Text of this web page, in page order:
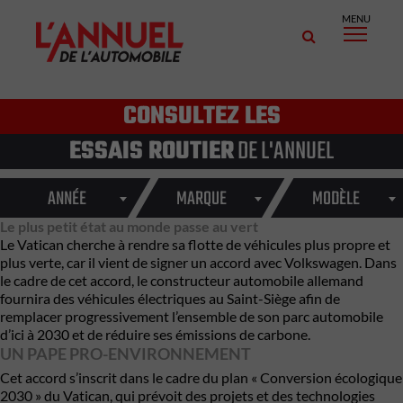
MENU
CONSULTEZ LES
ESSAIS ROUTIERDE L'ANNUEL
ANNÉE MARQUE MODÈLE
Le plus petit état au monde passe au vert
Le Vatican cherche à rendre sa flotte de véhicules plus propre et
plus verte, car il vient de signer un accord avec Volkswagen. Dans
le cadre de cet accord, le constructeur automobile allemand
fournira des véhicules électriques au Saint-Siège afin de
remplacer progressivement l’ensemble de son parc automobile
d’ici à 2030 et de réduire ses émissions de carbone.
UN PAPE PRO-ENVIRONNEMENT
Cet accord s’inscrit dans le cadre du plan « Conversion écologique
2030 » du Vatican, qui prévoit des projets et des technologies